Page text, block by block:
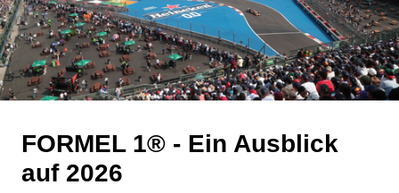
FORMEL 1® - Ein Ausblick
auf 2026